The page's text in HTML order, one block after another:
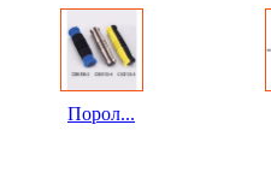
Порол...